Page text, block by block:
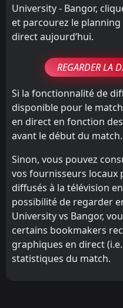
University - Bangor,
et parcourez le
direct aujourd’hui.
REGARDER LA
Si la fonctionnalité de
disponible pour le
en direct en fonction
avant le début du match.
Sinon, vous pouvez
vos fournisseurs locaux
diffusés à la télévision
possibilité de regarder
University vs Bangor,
certains bookmakers
graphiques en direct
statistiques du match.